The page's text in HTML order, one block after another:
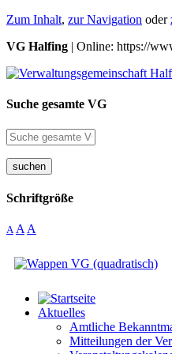
Zum Inhalt, zur Navigation oder
VG Halfing | Online: https://
Suche gesamte VG
suchen
Schriftgröße
A A A
Aktuelles
Amtliche
Mitteilungen der